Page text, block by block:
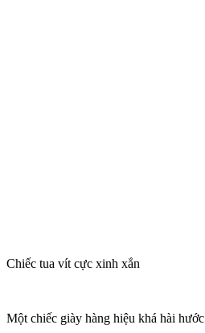
Chiếc tua vít cực xinh xắn
Một chiếc giày hàng hiệu khá hài hước